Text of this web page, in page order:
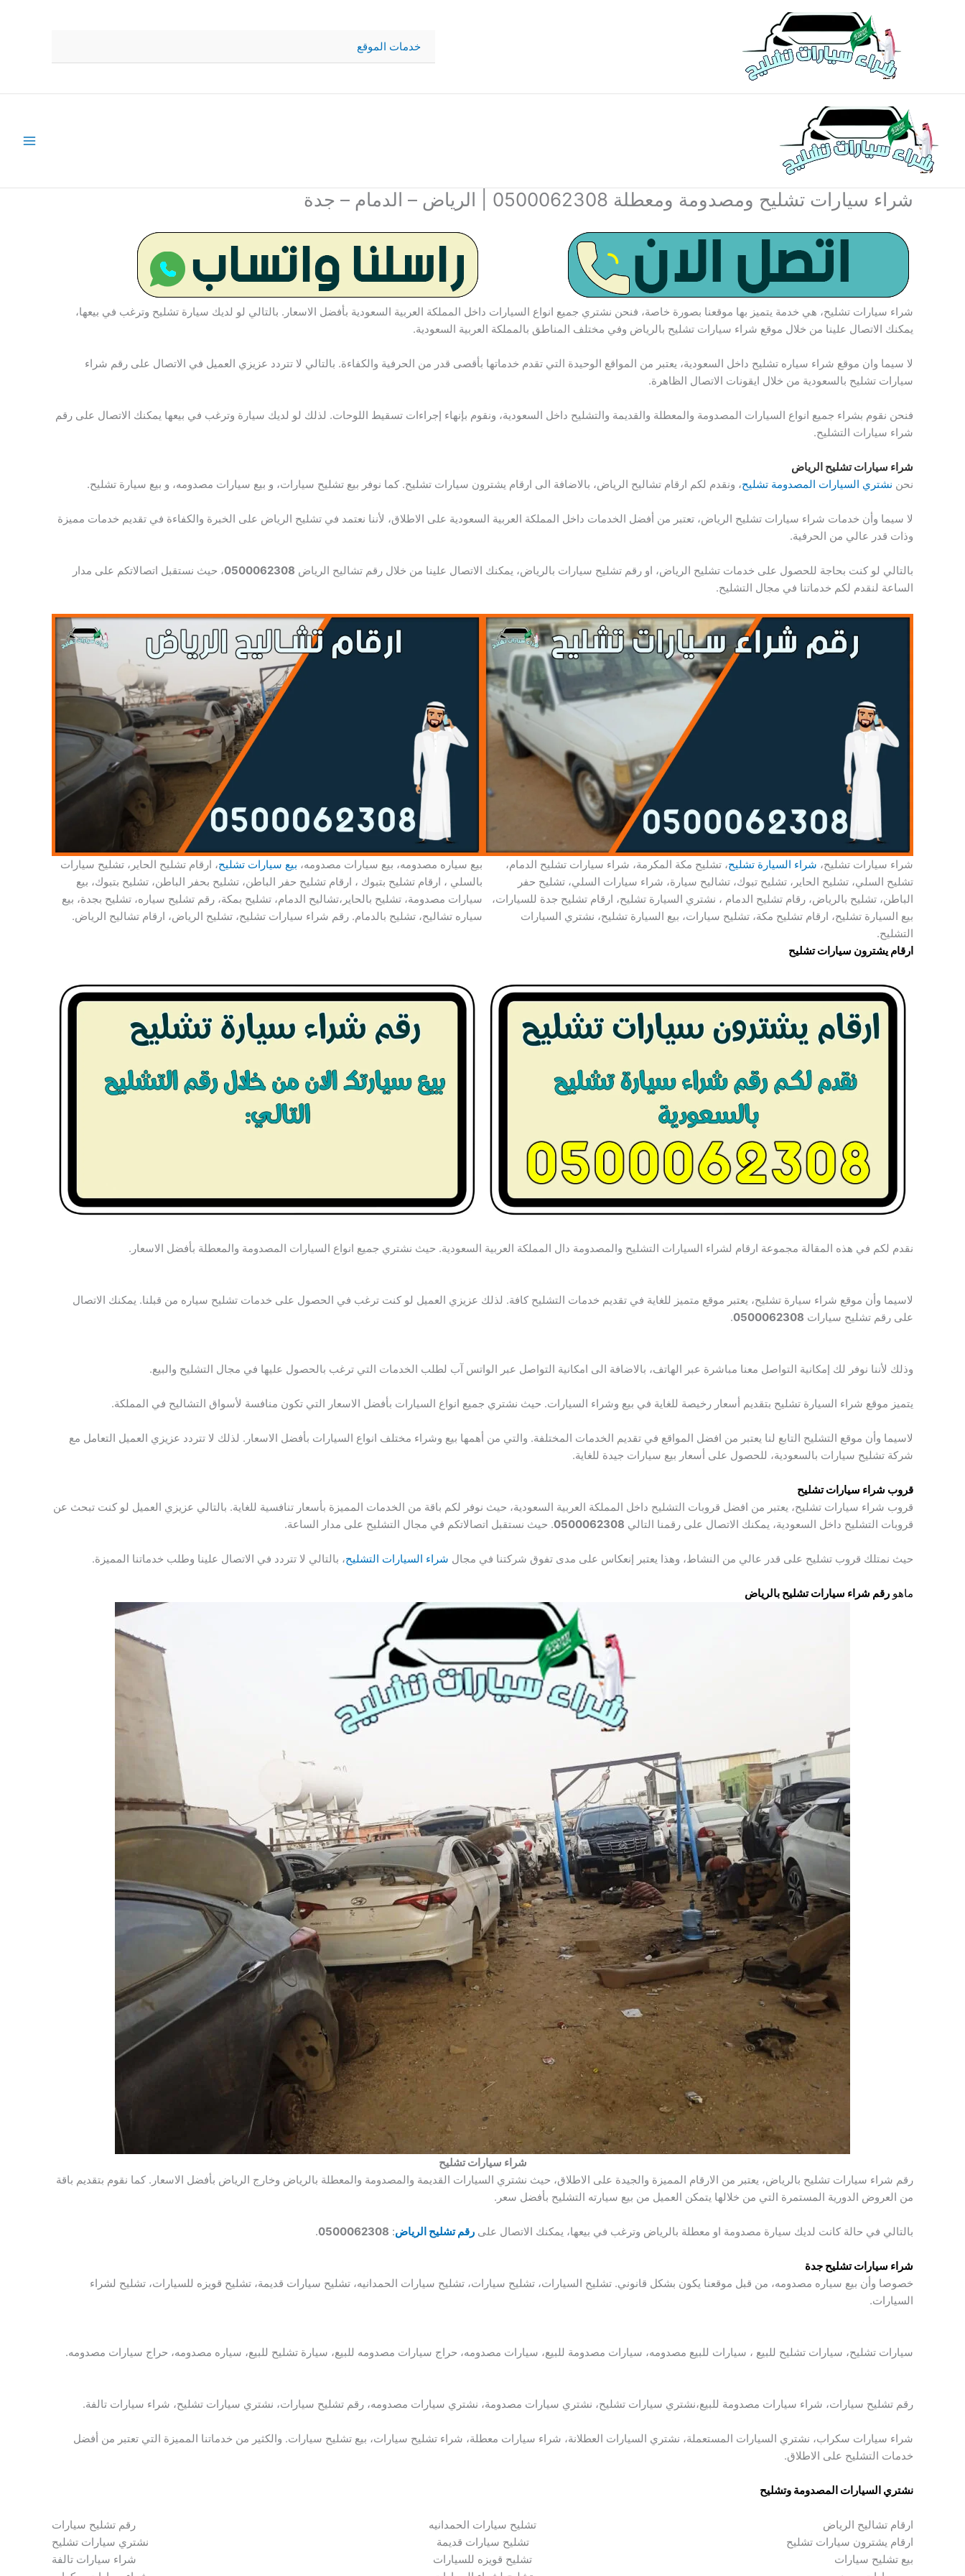
خدمات الموقع
شراء سيارات تشليح ومصدومة ومعطلة 0500062308 | الرياض – الدمام – جدة
شراء سيارات تشليح، هي خدمة يتميز بها موقعنا بصورة خاصة، فنحن نشتري جميع انواع السيارات داخل المملكة العربية السعودية بأفضل الاسعار. بالتالي لو لديك سيارة تشليح وترغب في بيعها،
يمكنك الاتصال علينا من خلال موقع شراء سيارات تشليح بالرياض وفي مختلف المناطق بالمملكة العربية السعودية.
لا سيما وان موقع شراء سياره تشليح داخل السعودية، يعتبر من المواقع الوحيدة التي تقدم خدماتها بأقصى قدر من الحرفية والكفاءة. بالتالي لا تتردد عزيزي العميل في الاتصال على رقم شراء
سيارات تشليح بالسعودية من خلال ايقونات الاتصال الظاهرة.
فنحن نقوم بشراء جميع انواع السيارات المصدومة والمعطلة والقديمة والتشليح داخل السعودية، ونقوم بإنهاء إجراءات تسقيط اللوحات. لذلك لو لديك سيارة وترغب في بيعها يمكنك الاتصال على رقم
شراء سيارات التشليح.
شراء سيارات تشليح الرياض
نحن نشتري السيارات المصدومة تشليح، ونقدم لكم ارقام تشاليح الرياض، بالاضافة الى ارقام يشترون سيارات تشليح. كما نوفر بيع تشليح سيارات، و بيع سيارات مصدومه، و بيع سيارة تشليح.
لا سيما وأن خدمات شراء سيارات تشليح الرياض، تعتبر من أفضل الخدمات داخل المملكة العربية السعودية على الاطلاق، لأننا نعتمد في تشليح الرياض على الخبرة والكفاءة في تقديم خدمات مميزة
وذات قدر عالي من الحرفية.
بالتالي لو كنت بحاجة للحصول على خدمات تشليح الرياض، او رقم تشليح سيارات بالرياض، يمكنك الاتصال علينا من خلال رقم تشاليح الرياض 0500062308، حيث نستقبل اتصالاتكم على مدار
الساعة لنقدم لكم خدماتنا في مجال التشليح.
شراء سيارات تشليح، شراء السيارة تشليح، تشليح مكة المكرمة، شراء سيارات تشليح الدمام،
تشليح السلي، تشليح الحاير، تشليح تبوك، تشاليح سيارة، شراء سيارات السلي، تشليح حفر
الباطن، تشليح بالرياض، رقام تشليح الدمام ، نشتري السيارة تشليح، ارقام تشليح جدة للسيارات،
بيع السيارة تشليح، ارقام تشليح مكة، تشليح سيارات، بيع السيارة تشليح، نشتري السيارات
التشليح.
بيع سياره مصدومه، بيع سيارات مصدومه، بيع سيارات تشليح، ارقام تشليح الحاير، تشليح سيارات
بالسلي ، ارقام تشليح بتبوك ، ارقام تشليح حفر الباطن، تشليح بحفر الباطن، تشليح بتبوك، بيع
سيارات مصدومة، تشليح بالحاير،تشاليح الدمام، تشليح بمكة، رقم تشليح سياره، تشليح بجدة، بيع
سياره تشاليح، تشليح بالدمام. رقم شراء سيارات تشليح، تشليح الرياض، ارقام تشاليح الرياض.
ارقام يشترون سيارات تشليح
نقدم لكم في هذه المقالة مجموعة ارقام لشراء السيارات التشليح والمصدومة دال المملكة العربية السعودية. حيث نشتري جميع انواع السيارات المصدومة والمعطلة بأفضل الاسعار.
لاسيما وأن موقع شراء سيارة تشليح، يعتبر موقع متميز للغاية في تقديم خدمات التشليح كافة. لذلك عزيزي العميل لو كنت ترغب في الحصول على خدمات تشليح سياره من قبلنا. يمكنك الاتصال
على رقم تشليح سيارات 0500062308
.
وذلك لأننا نوفر لك إمكانية التواصل معنا مباشرة عبر الهاتف، بالاضافة الى امكانية التواصل عبر الواتس آب لطلب الخدمات التي ترغب بالحصول عليها في مجال التشليح والبيع.
يتميز موقع شراء السيارة تشليح بتقديم أسعار رخيصة للغاية في بيع وشراء السيارات. حيث نشتري جميع انواع السيارات بأفضل الاسعار التي تكون منافسة لأسواق التشاليح في المملكة.
لاسيما وأن موقع التشليح التابع لنا يعتبر من افضل المواقع في تقديم الخدمات المختلفة. والتي من أهمها بيع وشراء مختلف انواع السيارات بأفضل الاسعار. لذلك لا تتردد عزيزي العميل التعامل مع
شركة تشليح سيارات بالسعودية، للحصول على أسعار بيع سيارات جيدة للغاية.
قروب شراء سيارات تشليح
قروب شراء سيارات تشليح، يعتبر من افضل قروبات التشليح داخل المملكة العربية السعودية، حيث نوفر لكم باقة من الخدمات المميزة بأسعار تنافسية للغاية. بالتالي عزيزي العميل لو كنت تبحث عن
قروبات التشليح داخل السعودية، يمكنك الاتصال على رقمنا التالي 0500062308. حيث نستقبل اتصالاتكم في مجال التشليح على مدار الساعة.
حيث نمتلك قروب تشليح على قدر عالي من النشاط، وهذا يعتبر إنعكاس على مدى تفوق شركتنا في مجال شراء السيارات التشليح، بالتالي لا تتردد في الاتصال علينا وطلب خدماتنا المميزة.
ماهو رقم شراء سيارات تشليح بالرياض
شراء سيارات تشليح
رقم شراء سيارات تشليح بالرياض، يعتبر من الارقام المميزة والجيدة على الاطلاق، حيث نشتري السيارات القديمة والمصدومة والمعطلة بالرياض وخارج الرياض بأفضل الاسعار. كما نقوم بتقديم باقة
من العروض الدورية المستمرة التي من خلالها يتمكن العميل من بيع سيارته التشليح بأفضل سعر.
بالتالي في حالة كانت لديك سيارة مصدومة او معطلة بالرياض وترغب في بيعها، يمكنك الاتصال على رقم تشليح الرياض:
0500062308
.
شراء سيارات تشليح جدة
خصوصا وأن بيع سياره مصدومه، من قبل موقعنا يكون بشكل قانوني. تشليح السيارات، تشليح سيارات، تشليح سيارات الحمدانيه، تشليح سيارات قديمة، تشليح قويزه للسيارات، تشليح لشراء
السيارات.
سيارات تشليح، سيارات تشليح للبيع ، سيارات للبيع مصدومه، سيارات مصدومة للبيع، سيارات مصدومه، حراج سيارات مصدومه للبيع، سيارة تشليح للبيع، سياره مصدومه، حراج سيارات مصدومه.
رقم تشليح سيارات، شراء سيارات مصدومة للبيع،نشتري سيارات تشليح، نشتري سيارات مصدومة، نشتري سيارات مصدومه، رقم تشليح سيارات، نشتري سيارات تشليح، شراء سيارات تالفة.
شراء سيارات سكراب، نشتري السيارات المستعملة، نشتري السيارات العطلانة، شراء سيارات معطلة، شراء تشليح سيارات، بيع تشليح سيارات. والكثير من خدماتنا المميزة التي تعتبر من أفضل
خدمات التشليح على الاطلاق.
نشتري السيارات المصدومة وتشليح
ارقام تشاليح الرياض
ارقام يشترون سيارات تشليح
بيع تشليح سيارات
تشليح سيارات الحمدانيه
تشليح سيارات قديمة
تشليح قويزه للسيارات
رقم تشليح سيارات
نشتري سيارات تشليح
شراء سيارات تالفة